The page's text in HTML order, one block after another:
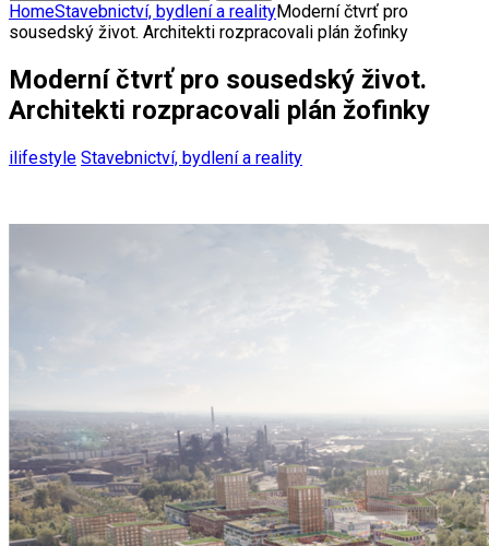
HomeStavebnictví, bydlení a realityModerní čtvrť pro
sousedský život. Architekti rozpracovali plán žofinky
Moderní čtvrť pro sousedský život.
Architekti rozpracovali plán žofinky
ilifestyle Stavebnictví, bydlení a reality